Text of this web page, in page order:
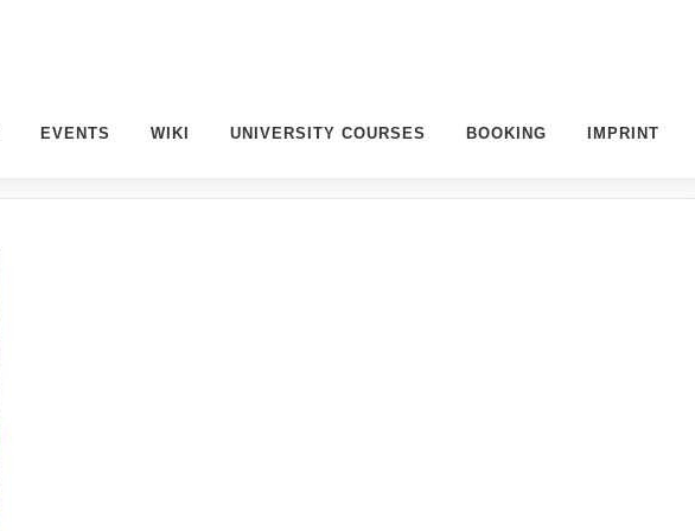
EVENTS WIKI UNIVERSITY COURSES BOOKING IMPRINT